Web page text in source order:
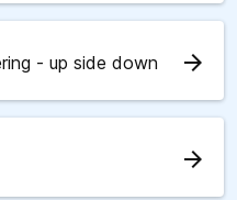
- up side down arrow_forward
arrow_forward